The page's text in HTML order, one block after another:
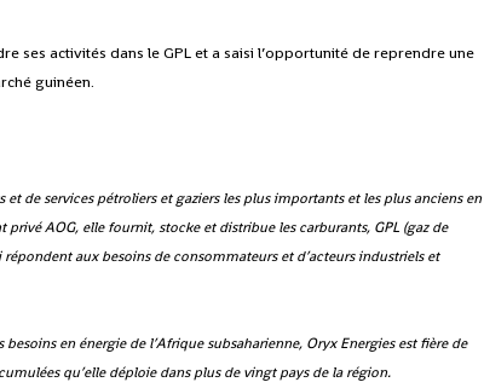
ses activités dans le GPL et a saisi l’opportunité de reprendre une
guinéen.
de services pétroliers et gaziers les plus importants et les plus anciens en
AOG, elle fournit, stocke et distribue les carburants, GPL (gaz de
aux besoins de consommateurs et d’acteurs industriels et
en énergie de l’Afrique subsaharienne, Oryx Energies est fière de
qu’elle déploie dans plus de vingt pays de la région.